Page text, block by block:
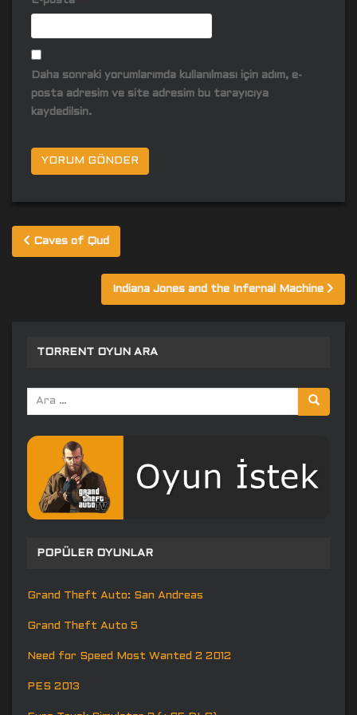
Daha sonraki yorumlarımda kullanılması için adım, e-
posta adresim ve site adresim bu tarayıcıya
kaydedilsin.
Yazı
gezinmesi
Caves of Qud
Indiana Jones and the Infernal Machine
TORRENT OYUN ARA
Arama
yap:
POPÜLER OYUNLAR
Grand Theft Auto: San Andreas
Grand Theft Auto 5
Need for Speed Most Wanted 2 2012
PES 2013